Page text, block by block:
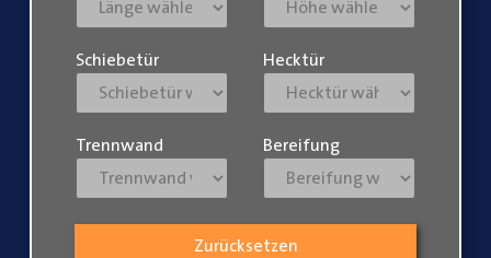
Schiebetür Hecktür
Trennwand Bereifung
Zurücksetzen